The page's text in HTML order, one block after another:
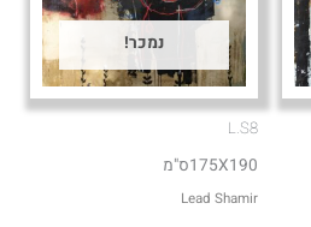
נמכר!
L.S8
175X190ס"מ
Lead Shamir